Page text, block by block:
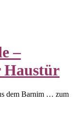
–
Haustür
dem Barnim … zum